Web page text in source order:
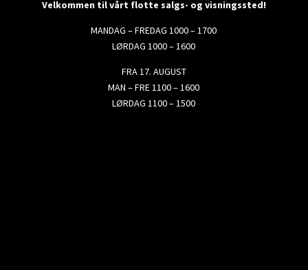
Velkommen til vårt flotte salgs- og visningssted!
MANDAG – FREDAG 1000 – 1700
LØRDAG 1000 – 1600
FRA 17. AUGUST
MAN – FRE 1100 – 1600
LØRDAG 1100 – 1500